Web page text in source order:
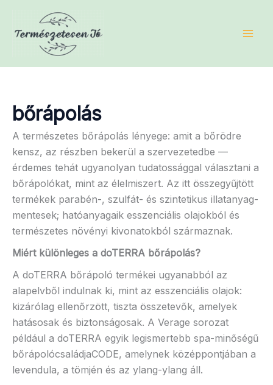
content
bőrápolás
A természetes bőrápolás lényege: amit a bőrödre
kensz, az részben bekerül a szervezetedbe —
érdemes tehát ugyanolyan tudatossággal választani a
bőrápolókat, mint az élelmiszert. Az itt összegyűjtött
termékek parabén-, szulfát- és szintetikus illatanyag-
mentesek; hatóanyagaik esszenciális olajokból és
természetes növényi kivonatokból származnak.
Miért különleges a doTERRA bőrápolás?
A doTERRA bőrápoló termékei ugyanabból az
alapelvből indulnak ki, mint az esszenciális olajok:
kizárólag ellenőrzött, tiszta összetevők, amelyek
hatásosak és biztonságosak. A Verage sorozat
például a doTERRA egyik legismertebb spa-minőségű
bőrápolócsaládjaCODE, amelynek középpontjában a
levendula, a tömjén és az ylang-ylang áll.